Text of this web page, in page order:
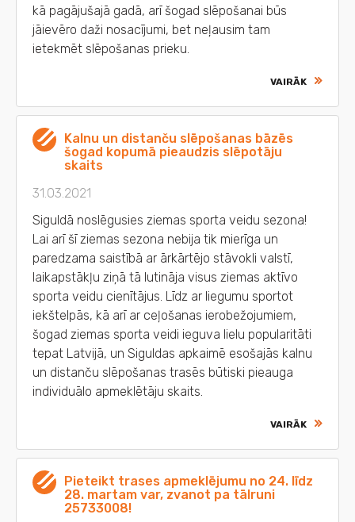
kā pagājušajā gadā, arī šogad slēpošanai būs
jāievēro daži nosacījumi, bet neļausim tam
ietekmēt slēpošanas prieku.
VAIRĀK
Kalnu un distanču slēpošanas bāzēs
šogad kopumā pieaudzis slēpotāju
skaits
31.03.2021
Siguldā noslēgusies ziemas sporta veidu sezona!
Lai arī šī ziemas sezona nebija tik mierīga un
paredzama saistībā ar ārkārtējo stāvokli valstī,
laikapstākļu ziņā tā lutināja visus ziemas aktīvo
sporta veidu cienītājus. Līdz ar liegumu sportot
iekštelpās, kā arī ar ceļošanas ierobežojumiem,
šogad ziemas sporta veidi ieguva lielu popularitāti
tepat Latvijā, un Siguldas apkaimē esošajās kalnu
un distanču slēpošanas trasēs būtiski pieauga
individuālo apmeklētāju skaits.
VAIRĀK
Pieteikt trases apmeklējumu no 24. līdz
28. martam var, zvanot pa tālruni
25733008!